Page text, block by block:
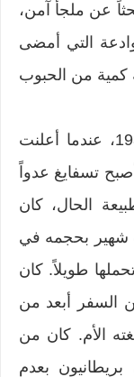
عن ملجأ آمن،
التي أمضى
كمية من الحبوب
وفق بروشنيك، تغيرت الأمور جذرياً في 3 ايلول (سبتمبر) عام 1939، عندما أعلنت
تسفايغ عدواً
الحال، كان
شهير بحجمه في
طويلاً. كان
السفر أبعد من
الأم. كان من
بعدم